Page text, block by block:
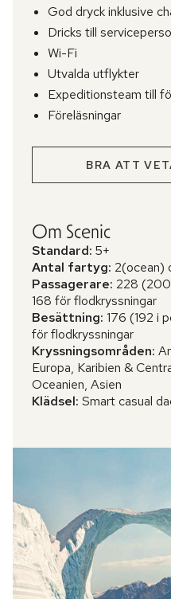
God dryck inklusive
Dricks till
Wi-Fi
Utvalda utflykter
Expeditionsteam till
Föreläsningar
BRA ATT
Om Scenic
Standard: 5+
Antal fartyg: 2(ocean)
Passagerare: 228 (200
168 för flodkryssningar
Besättning: 176 (192 i
för flodkryssningar
Kryssningsområden:
Europa, Karibien &
Oceanien, Asien
Klädsel: Smart casual